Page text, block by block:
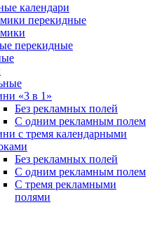
календари
перекидные
перекидные
«3 в 1»
Без рекламных полей
С одним рекламным полем
с тремя календарными
Без рекламных полей
С одним рекламным полем
С тремя рекламными
полями